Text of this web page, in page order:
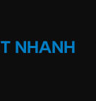
NHANH